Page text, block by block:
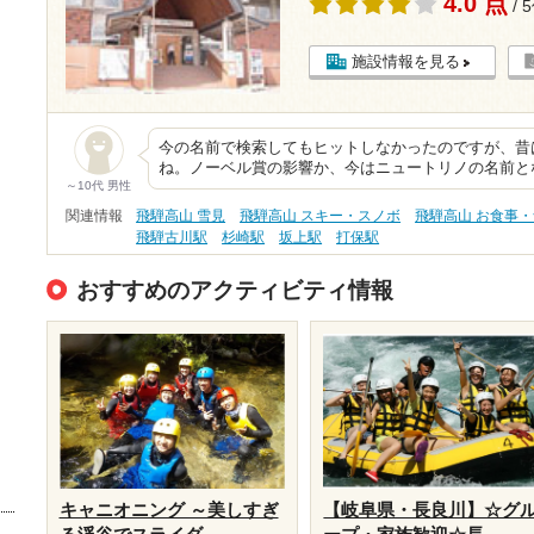
/
施設情報を見る
～10代 男性
今の名前で検索してもヒットしなかったのですが、
ね。ノーベル賞の影響か、今はニュートリノの名前
関連情報 飛騨高山 雪見 飛騨高山 スキー・スノボ
飛騨高山 お食事
飛騨古川駅
杉崎駅 坂上駅 打保駅
おすすめのアクティビティ情報
キャニオニング ～美しすぎ
【岐阜県・長良川】☆グ